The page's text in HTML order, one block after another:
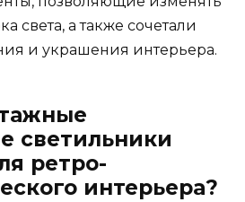
света, а также сочетали
и украшения интерьера.
светильники
ретро-
интерьера?